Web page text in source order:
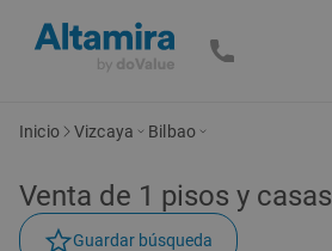
Inicio Vizcaya Bilbao
Venta de 1 pisos y casas
Guardar búsqueda